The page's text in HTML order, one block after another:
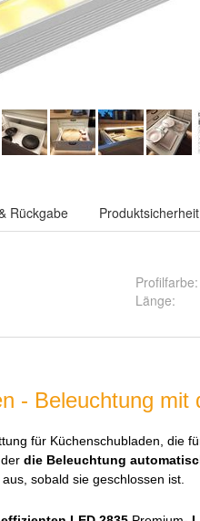
Rückgabe Produktsicherheit
Profilfarbe:
Länge: